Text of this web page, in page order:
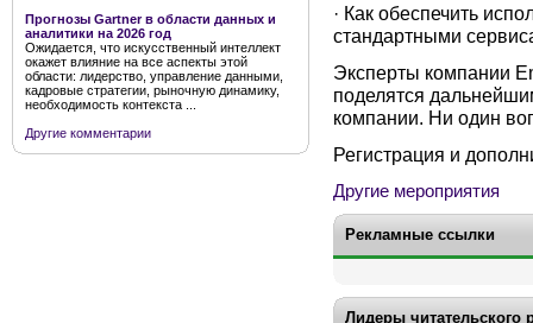
Прогнозы Gartner в области данных и
аналитики на 2026 год
Ожидается, что искусственный интеллект
окажет влияние на все аспекты этой
области: лидерство, управление данными,
кадровые стратегии, рыночную динамику,
необходимость контекста ...
Другие комментарии
· Как обеспечить
стандартными
Эксперты компании
поделятся
компании. Ни один
Регистрация и
Другие мероприятия
Рекламные ссылки
Лидеры читательского